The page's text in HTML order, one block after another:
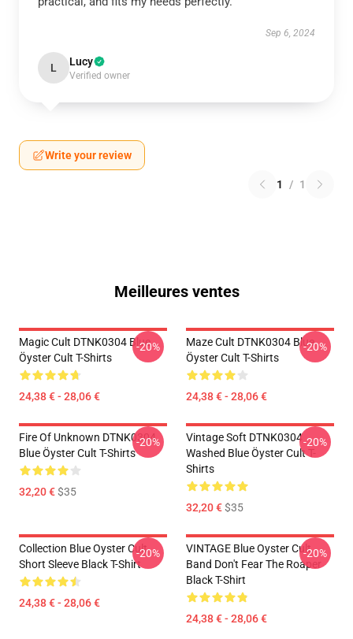
Sep 6, 2024
L Lucy
Verified owner
Write your review
1 / 1
Meilleures ventes
Magic Cult DTNK0304 Blue
Öyster Cult T-Shirts
24,38 € - 28,06 €
-20%
Maze Cult DTNK0304 Blue
Öyster Cult T-Shirts
24,38 € - 28,06 €
-20%
Fire Of Unknown DTNK0304
Blue Öyster Cult T-Shirts
32,20 €$35
-20%
Vintage Soft DTNK0304
Washed Blue Öyster Cult T-
Shirts
32,20 €$35
-20%
Collection Blue Oyster Cult
Short Sleeve Black T-Shirt
24,38 € - 28,06 €
-20%
VINTAGE Blue Oyster Cult
Band Don't Fear The Roaper
Black T-Shirt
24,38 € - 28,06 €
-20%